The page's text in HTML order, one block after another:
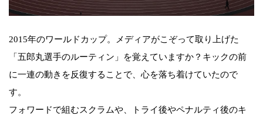
2015年のワールドカップ。メディアがこぞって取り上げた
「五郎丸選手のルーティン」を覚えていますか？キックの前
に一連の動きを反復することで、心を落ち着けていたので
す。
フォワードで組むスクラムや、トライ後やペナルティ後のキ